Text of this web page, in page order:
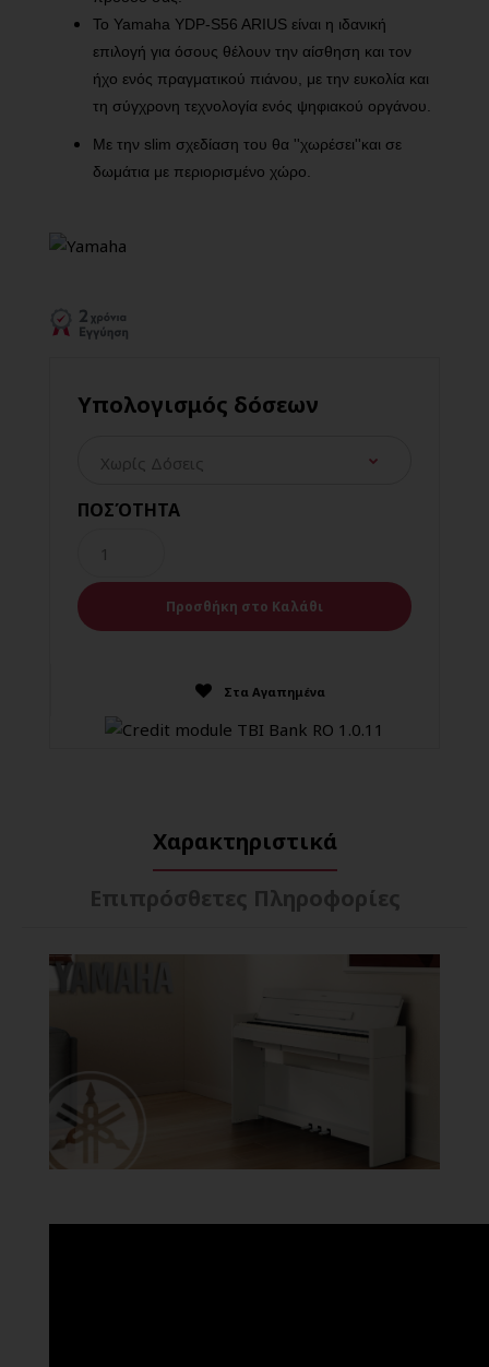
Το Yamaha YDP-S56 ARIUS είναι η ιδανική
επιλογή για όσους θέλουν την αίσθηση και τον
ήχο ενός πραγματικού πιάνου, με την ευκολία και
τη σύγχρονη τεχνολογία ενός ψηφιακού οργάνου.
Με την slim σχεδίαση του θα ''χωρέσει''και σε
δωμάτια με περιορισμένο χώρο.
Υπολογισμός δόσεων
ΠΟΣΌΤΗΤΑ
Στα Αγαπημένα
Χαρακτηριστικά
Επιπρόσθετες Πληροφορίες